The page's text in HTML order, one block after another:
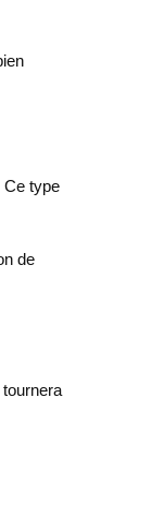
Ce type
de